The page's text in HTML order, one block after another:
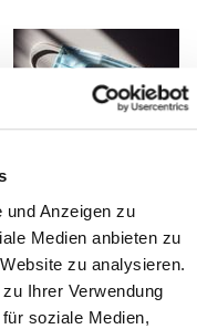
Anzeigen zu
Medien anbieten zu
zu analysieren.
Ihrer Verwendung
soziale Medien,
an alle
Jahr. Das betrifft